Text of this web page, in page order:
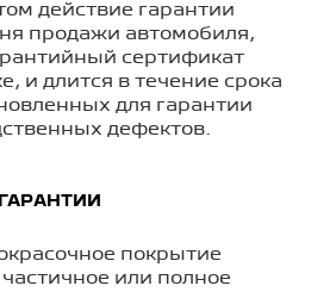
действие гарантии
продажи автомобиля,
сертификат
и длится в течение срока
для гарантии
дефектов.
покрытие
или полное